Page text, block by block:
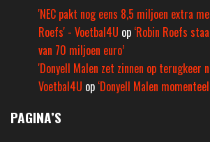
'NEC pakt nog eens 8,5 miljoen extra
Roefs' - Voetbal4U op ‘Robin Roefs
van 70 miljoen euro’
'Donyell Malen zet zinnen op terugkeer
Voetbal4U op ‘Donyell Malen
PAGINA’S